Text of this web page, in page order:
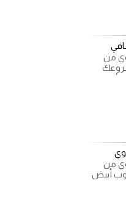
من
من
أبيض